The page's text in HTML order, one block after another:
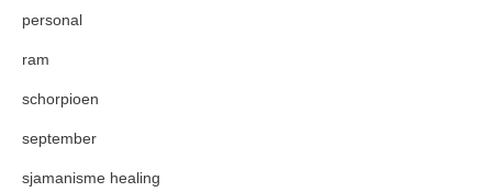
personal
ram
schorpioen
september
sjamanisme healing